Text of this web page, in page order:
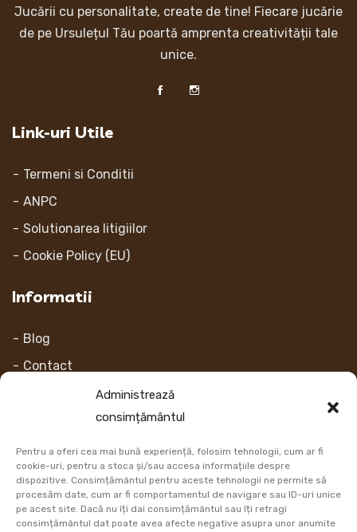
Administrează
consimțământul
Pentru a oferi cea mai bună experiență, folosim tehnologii, cum ar fi
cookie-uri, pentru a stoca și/sau accesa informațiile despre
dispozitive. Consimțământul pentru aceste tehnologii ne permite să
procesăm date, cum ar fi comportamentul de navigare sau ID-uri unice
pe acest site. Dacă nu îți dai consimțământul sau îți retragi
consimțământul dat poate avea afecte negative asupra unor anumite
Jucării cu personalitate, create de tine! Fiecare jucărie
de pe Ursulețul Tău poartă amprenta creativității tale
unice.
Link-uri Utile
Termeni si Conditii
ANPC
Solutionarea litigiilor
Cookie Policy (EU)
Informatii
Blog
Contact
Link-uri
Retur